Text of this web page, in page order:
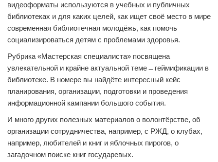
видеоформаты используются в учебных и публичных
библиотеках и для каких целей, как ищет своё место в мире
современная библиотечная молодёжь, как помочь
социализироваться детям с проблемами здоровья.
Рубрика «Мастерская специалиста» посвящена
увлекательной и крайне актуальной теме ̶ геймификации в
библиотеке. В номере вы найдёте интересный кейс
планирования, организации, подготовки и проведения
информационной кампании большого события.
И много других полезных материалов о волонтёрстве, об
организации сотрудничества, например, с РЖД, о клубах,
например, любителей и книг и яблочных пирогов, о
загадочном поиске книг государевых.